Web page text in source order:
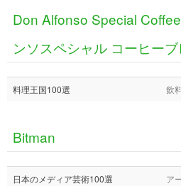
Don Alfonso Special
ンソスペシャル コーヒー
料理王国100選 飲
Bitman
日本のメディア芸術100選 ア